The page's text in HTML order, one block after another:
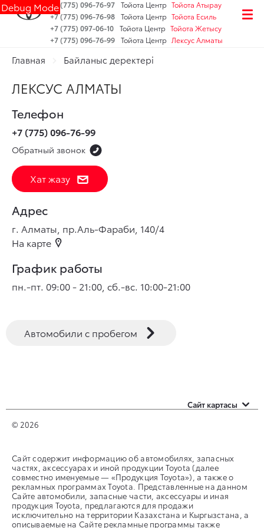
Debug Mode+7 (775) 096-76-97 Тойота Центр Тойота Атырау
+7 (775) 096-76-98 Тойота Центр Тойота Есиль
+7 (775) 097-06-10 Тойота Центр Тойота Жетысу
+7 (775) 096-76-99 Тойота Центр Лексус Алматы
Главная Байланыс деректері
ЛЕКСУС АЛМАТЫ
Телефон
+7 (775) 096-76-99
Обратный звонок
Хат жазу
Адрес
г. Алматы, пр.Aль-Фараби, 140/4
На карте
График работы
пн.-пт. 09:00 - 21:00, сб.-вс. 10:00-21:00
Автомобили с пробегом
Сайт картасы
Автомобили с пробегом
Контакты
© 2026
Сайт содержит информацию об автомобилях, запасных
частях, аксессуарах и иной продукции Toyota (далее
совместно именуемые — «Продукция Toyota»), а также о
рекламных программах Toyota. Представленные на данном
Сайте автомобили, запасные части, аксессуары и иная
продукция Toyota, предлагаются для продажи
исключительно на территории Казахстана и Кыргызстана, а
описываемые на Сайте рекламные программы также